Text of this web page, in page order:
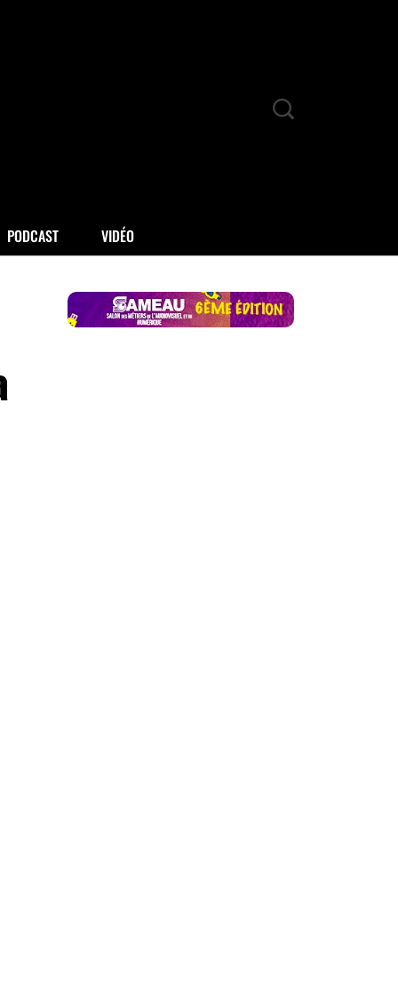
PODCAST VIDÉO